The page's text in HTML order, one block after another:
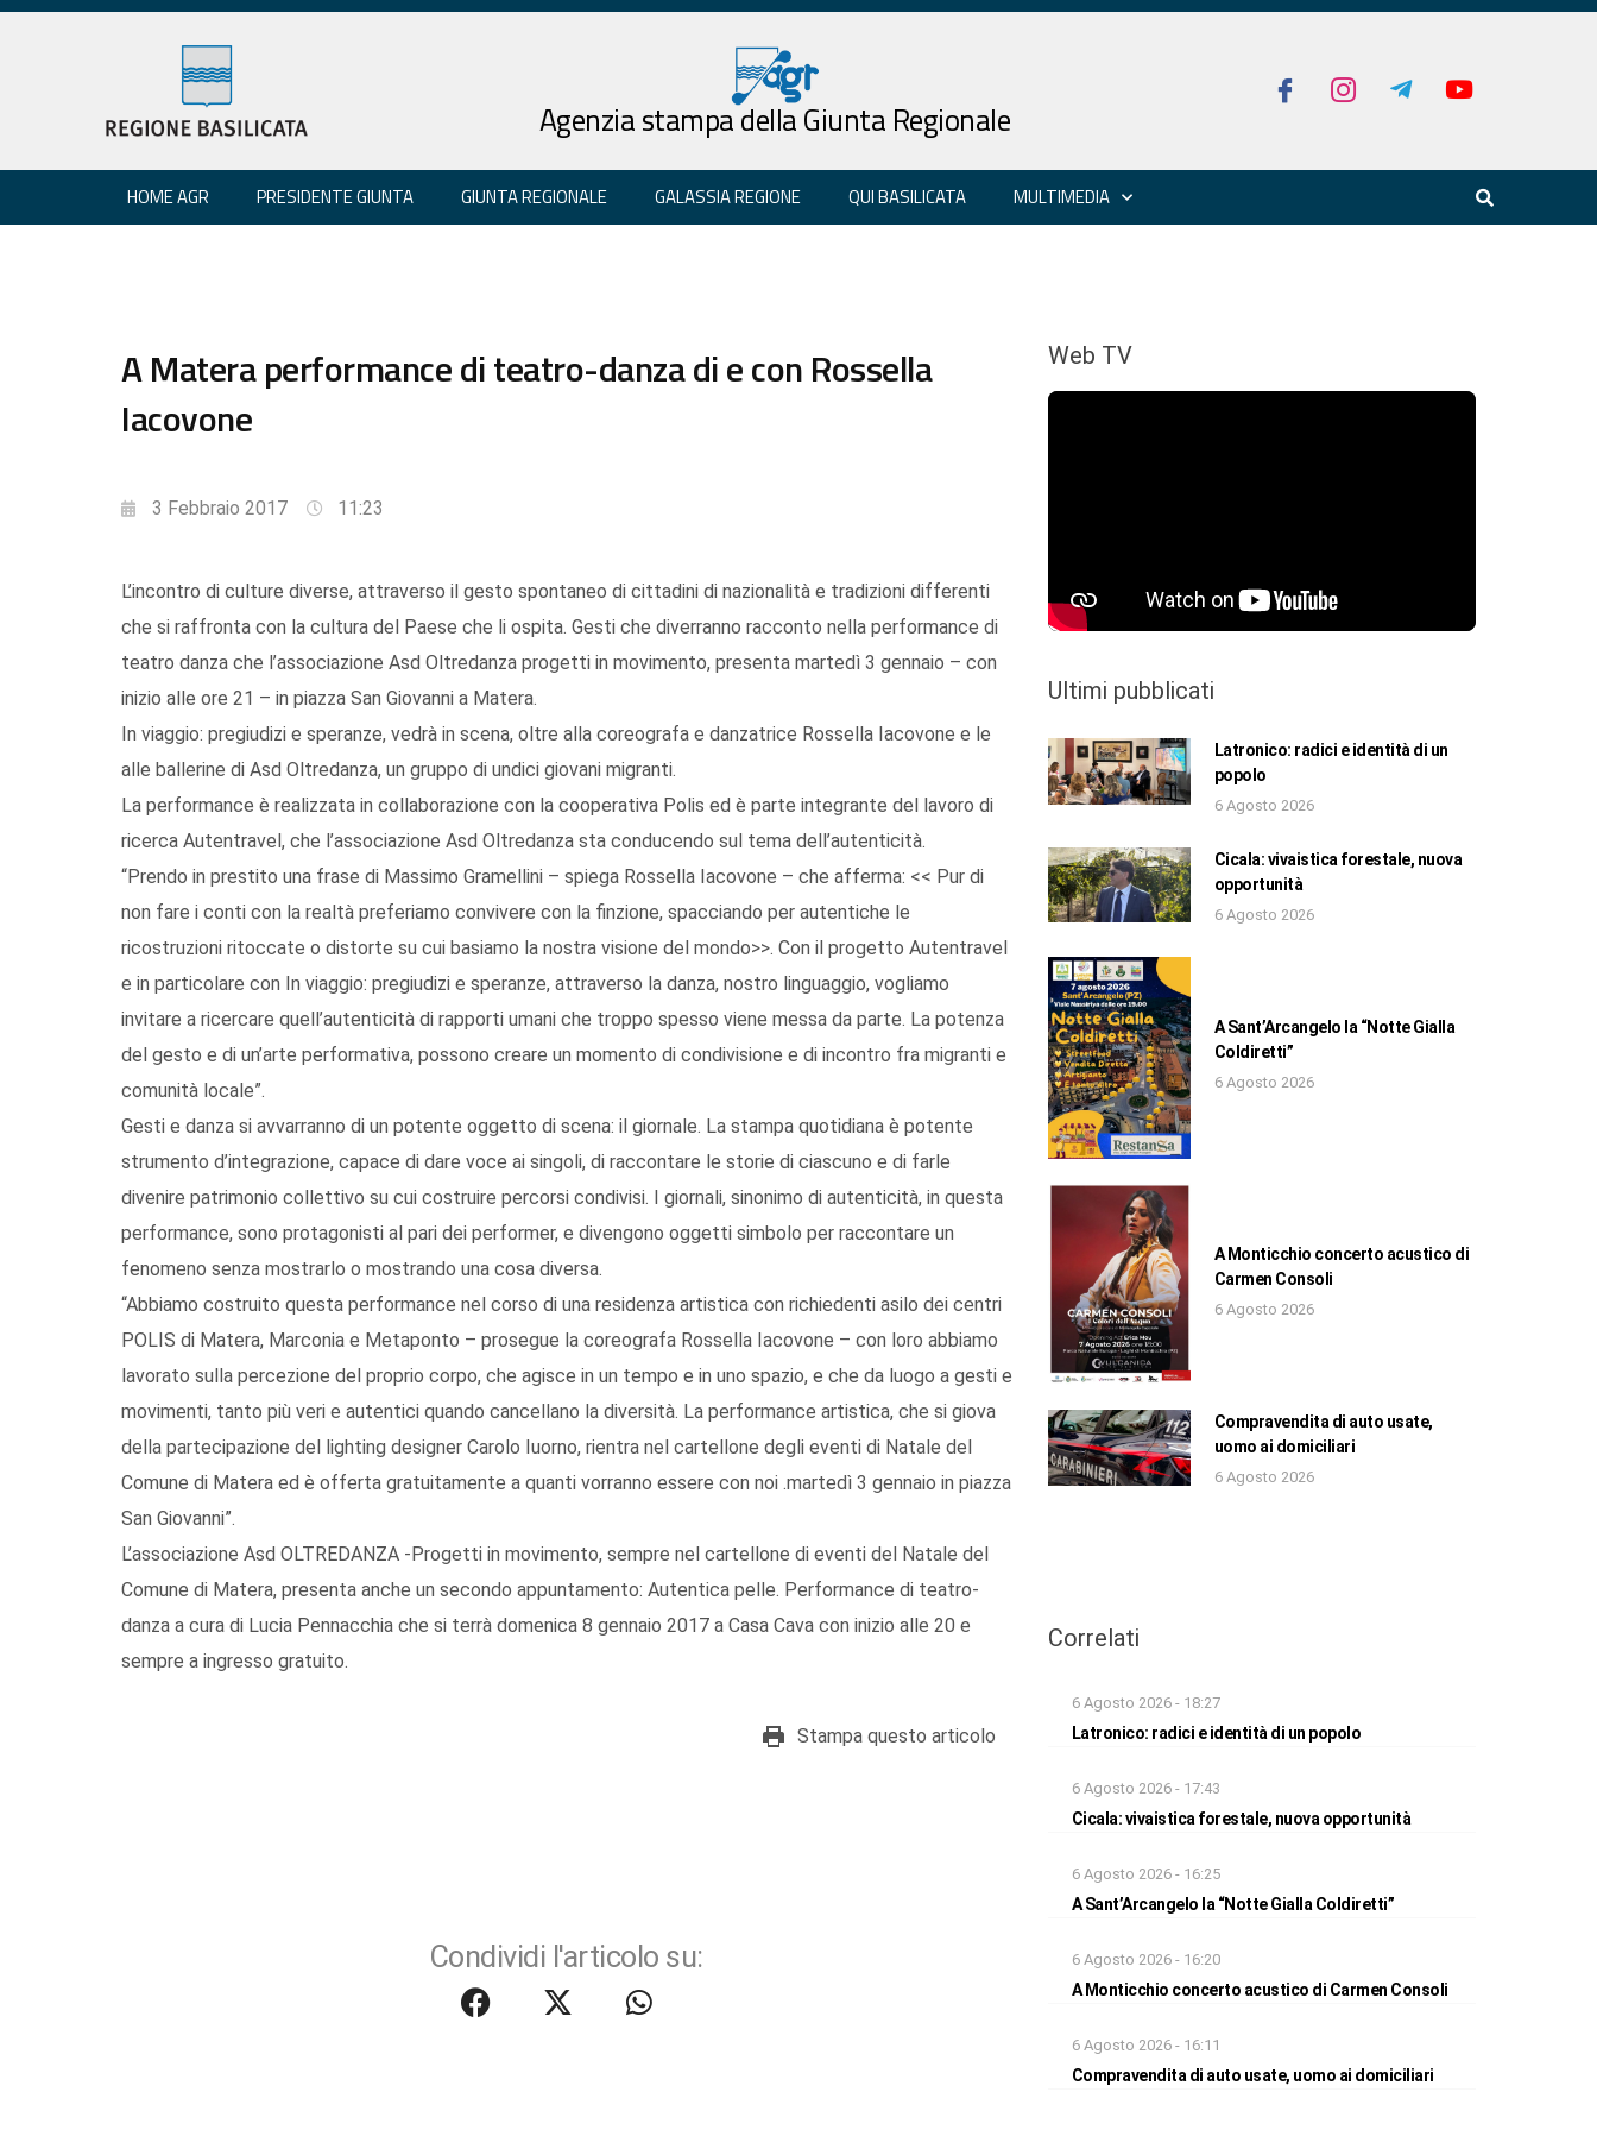
Agenzia stampa della Giunta Regionale
HOME AGR PRESIDENTE GIUNTA GIUNTA REGIONALE GALASSIA REGIONE QUI BASILICATA MULTIMEDIA
A Matera performance di teatro-danza di e con Rossella
Iacovone
3 Febbraio 2017 11:23
L’incontro di culture diverse, attraverso il gesto spontaneo di cittadini di nazionalità e tradizioni differenti
che si raffronta con la cultura del Paese che li ospita. Gesti che diverranno racconto nella performance di
teatro danza che l’associazione Asd Oltredanza progetti in movimento, presenta martedì 3 gennaio – con
inizio alle ore 21 – in piazza San Giovanni a Matera.
In viaggio: pregiudizi e speranze, vedrà in scena, oltre alla coreografa e danzatrice Rossella Iacovone e le
alle ballerine di Asd Oltredanza, un gruppo di undici giovani migranti.
La performance è realizzata in collaborazione con la cooperativa Polis ed è parte integrante del lavoro di
ricerca Autentravel, che l’associazione Asd Oltredanza sta conducendo sul tema dell’autenticità.
“Prendo in prestito una frase di Massimo Gramellini – spiega Rossella Iacovone – che afferma: << Pur di
non fare i conti con la realtà preferiamo convivere con la finzione, spacciando per autentiche le
ricostruzioni ritoccate o distorte su cui basiamo la nostra visione del mondo>>. Con il progetto Autentravel
e in particolare con In viaggio: pregiudizi e speranze, attraverso la danza, nostro linguaggio, vogliamo
invitare a ricercare quell’autenticità di rapporti umani che troppo spesso viene messa da parte. La potenza
del gesto e di un’arte performativa, possono creare un momento di condivisione e di incontro fra migranti e
comunità locale”.
Gesti e danza si avvarranno di un potente oggetto di scena: il giornale. La stampa quotidiana è potente
strumento d’integrazione, capace di dare voce ai singoli, di raccontare le storie di ciascuno e di farle
divenire patrimonio collettivo su cui costruire percorsi condivisi. I giornali, sinonimo di autenticità, in questa
performance, sono protagonisti al pari dei performer, e divengono oggetti simbolo per raccontare un
fenomeno senza mostrarlo o mostrando una cosa diversa.
“Abbiamo costruito questa performance nel corso di una residenza artistica con richiedenti asilo dei centri
POLIS di Matera, Marconia e Metaponto – prosegue la coreografa Rossella Iacovone – con loro abbiamo
lavorato sulla percezione del proprio corpo, che agisce in un tempo e in uno spazio, e che da luogo a gesti e
movimenti, tanto più veri e autentici quando cancellano la diversità. La performance artistica, che si giova
della partecipazione del lighting designer Carolo Iuorno, rientra nel cartellone degli eventi di Natale del
Comune di Matera ed è offerta gratuitamente a quanti vorranno essere con noi .martedì 3 gennaio in piazza
San Giovanni”.
L’associazione Asd OLTREDANZA -Progetti in movimento, sempre nel cartellone di eventi del Natale del
Comune di Matera, presenta anche un secondo appuntamento: Autentica pelle. Performance di teatro-
danza a cura di Lucia Pennacchia che si terrà domenica 8 gennaio 2017 a Casa Cava con inizio alle 20 e
sempre a ingresso gratuito.
Stampa questo articolo
Condividi l'articolo su:
Web TV
Ultimi pubblicati
Latronico: radici e identità di un
popolo
6 Agosto 2026
Cicala: vivaistica forestale, nuova
opportunità
6 Agosto 2026
A Sant’Arcangelo la “Notte Gialla
Coldiretti”
6 Agosto 2026
A Monticchio concerto acustico di
Carmen Consoli
6 Agosto 2026
Compravendita di auto usate,
uomo ai domiciliari
6 Agosto 2026
Correlati
6 Agosto 2026 - 18:27
Latronico: radici e identità di un popolo
6 Agosto 2026 - 17:43
Cicala: vivaistica forestale, nuova opportunità
6 Agosto 2026 - 16:25
A Sant’Arcangelo la “Notte Gialla Coldiretti”
6 Agosto 2026 - 16:20
A Monticchio concerto acustico di Carmen Consoli
6 Agosto 2026 - 16:11
Compravendita di auto usate, uomo ai domiciliari